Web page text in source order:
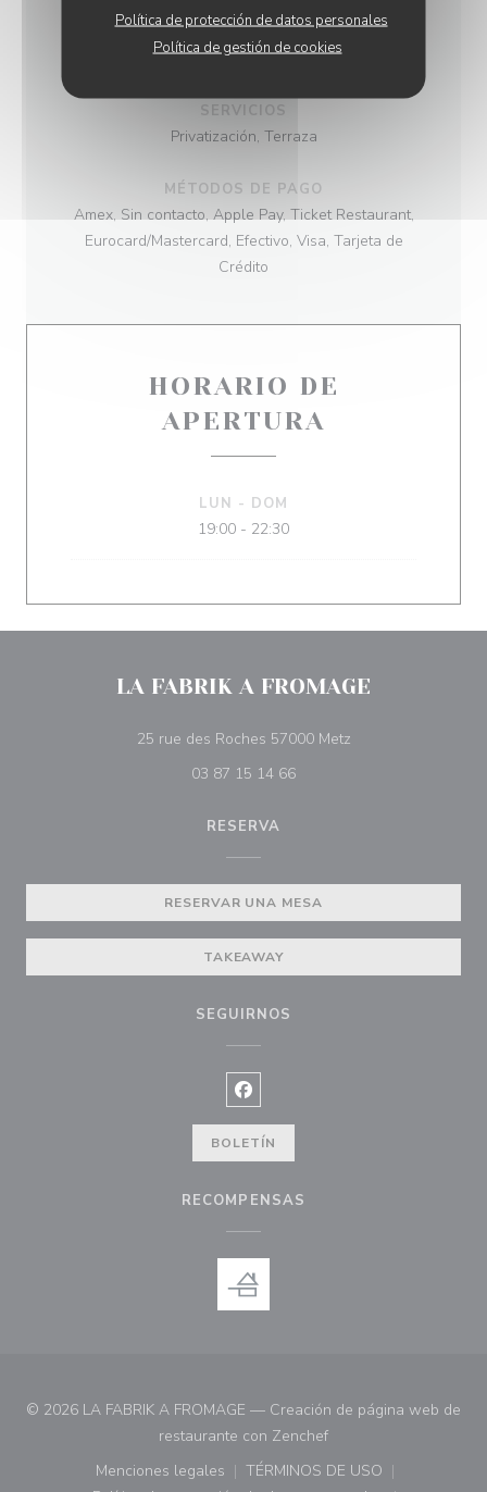
Política de protección de datos personales
Política de gestión de cookies
TIPO DE NEGOCIO
SERVICIOS
Privatización, Terraza
MÉTODOS DE PAGO
Amex, Sin contacto, Apple Pay, Ticket Restaurant,
Eurocard/Mastercard, Efectivo, Visa, Tarjeta de
Crédito
HORARIO DE
APERTURA
LUN - DOM
19:00 - 22:30
LA FABRIK A FROMAGE
25 rue des Roches 57000 Metz((abre en una
03 87 15 14 66
RESERVA
RESERVAR UNA MESA
TAKEAWAY
SEGUIRNOS
Facebook ((abre en una nueva
BOLETÍN
RECOMPENSAS
© 2026 LA FABRIK A FROMAGE — Creación de página web de
restaurante con Zenchef((abre en una nueva
Menciones legales
((abre en una nueva ventana))
TÉRMINOS DE USO
((abre en una nueva